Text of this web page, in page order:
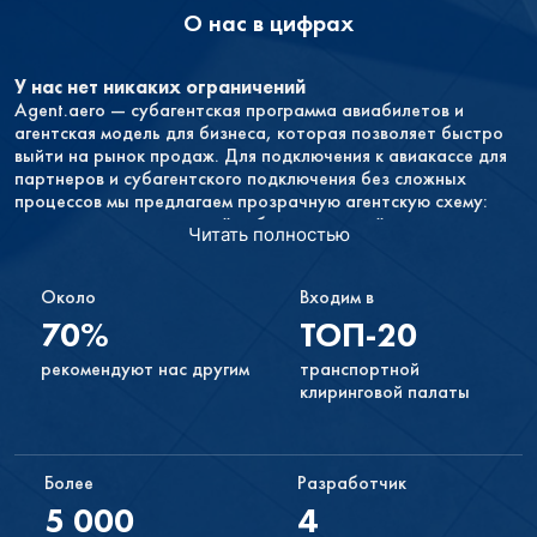
О нас в цифрах
У нас нет никаких ограничений
Agent.aero — субагентская программа авиабилетов и
агентская модель для бизнеса, которая позволяет быстро
выйти на рынок продаж. Для подключения к авиакассе для
партнеров и субагентского подключения без сложных
процессов мы предлагаем прозрачную агентскую схему:
договор, доступ в личный кабинет, настройка комиссии и
быстрый запуск продаж.
начать продавать туристические услуги в Перми через свой
активировать учётную запись, а затем настроить форму
поиска и бронирования туристических услуг под ваш сайт.
У вас не будет никаких обязательств
или вам просто не понравится иметь форму поиска на своём
сайте, вы в любой момент можете прекратить
Читать полностью
Около
70%
рекомендуют нас другим
Входим в
ТОП-20
транспортной
клиринговой палаты
Более
5 000
Разработчик
4